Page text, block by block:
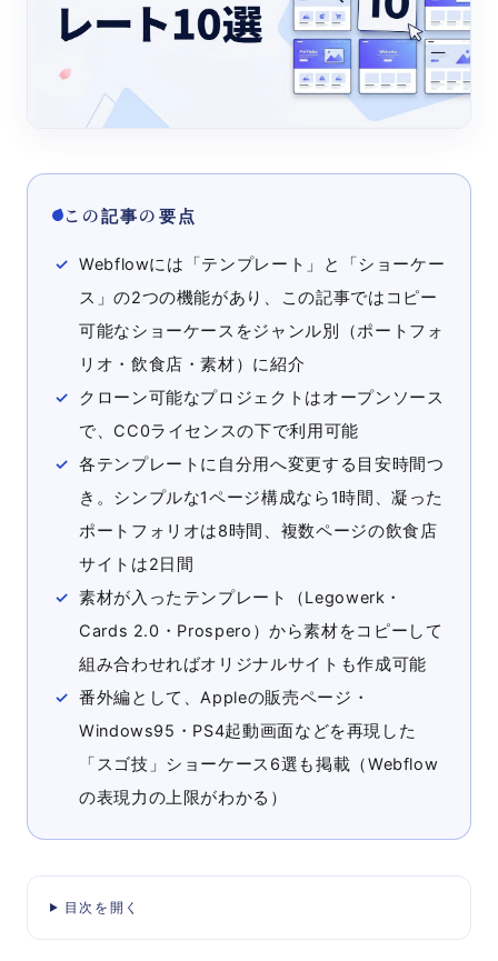
この記事の要点
Webflowには「テンプレート」と「ショーケー
ス」の2つの機能があり、この記事ではコピー
可能なショーケースをジャンル別（ポートフォ
リオ・飲食店・素材）に紹介
クローン可能なプロジェクトはオープンソース
で、CC0ライセンスの下で利用可能
各テンプレートに自分用へ変更する目安時間つ
き。シンプルな1ページ構成なら1時間、凝った
ポートフォリオは8時間、複数ページの飲食店
サイトは2日間
素材が入ったテンプレート（Legowerk・
Cards 2.0・Prospero）から素材をコピーして
組み合わせればオリジナルサイトも作成可能
番外編として、Appleの販売ページ・
Windows95・PS4起動画面などを再現した
「スゴ技」ショーケース6選も掲載（Webflow
の表現力の上限がわかる）
目次を開く